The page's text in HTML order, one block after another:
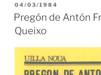
PUBLICADO
EN
04/03/1984
Pregón de Antón
Queixo